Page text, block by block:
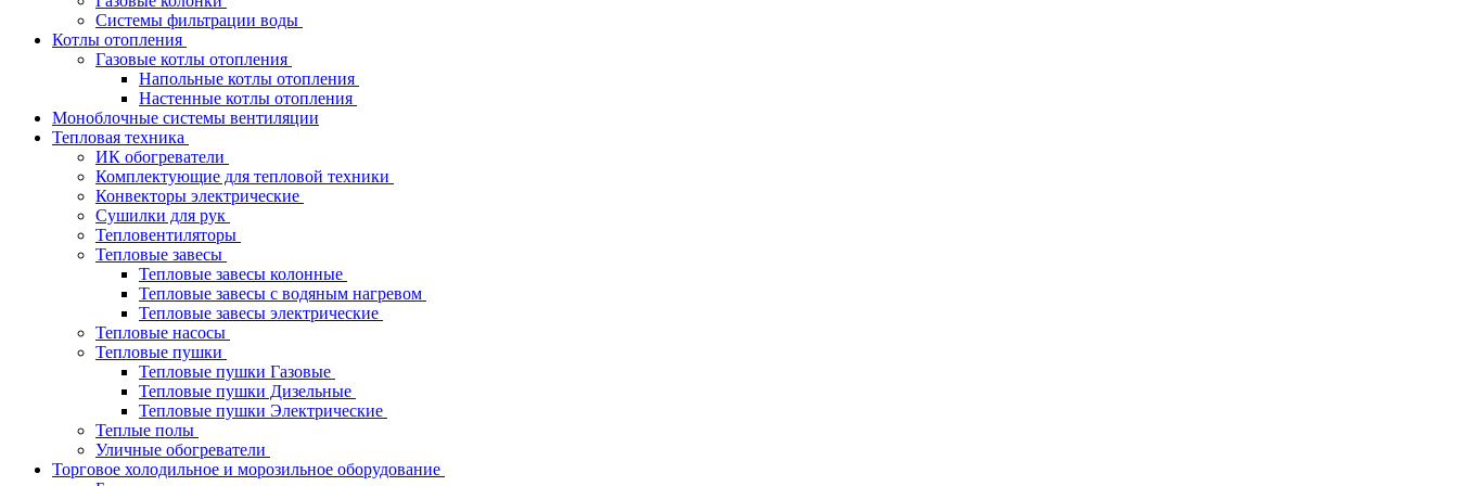
Системы фильтрации воды
Котлы отопления
Газовые котлы отопления
Напольные котлы отопления
Настенные котлы отопления
Моноблочные системы вентиляции
Тепловая техника
ИК обогреватели
Комплектующие для тепловой техники
Конвекторы электрические
Сушилки для рук
Тепловентиляторы
Тепловые завесы
Тепловые завесы колонные
Тепловые завесы с водяным нагревом
Тепловые завесы электрические
Тепловые насосы
Тепловые пушки
Тепловые пушки Газовые
Тепловые пушки Дизельные
Тепловые пушки Электрические
Теплые полы
Уличные обогреватели
Торговое холодильное и морозильное оборудование